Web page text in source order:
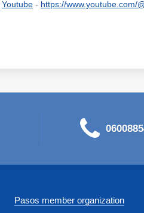
Youtube - https://www.youtube.com/
Pasos member organization